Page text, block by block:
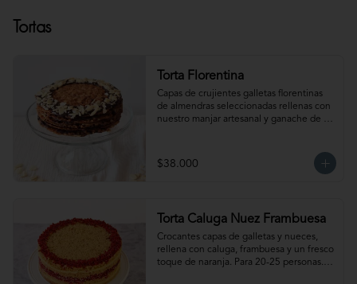
Tortas
Torta Florentina
Capas de crujientes galletas florentinas
de almendras seleccionadas rellenas con
nuestro manjar artesanal y ganache de
recomienda descongelar 1 hora
refrigerada antes de servir. Para
trazas.
$38.000
Torta Caluga Nuez Frambuesa
Crocantes capas de galletas y nueces,
rellena con caluga, frambuesa y un fresco
toque de naranja. Para 20-25 personas.